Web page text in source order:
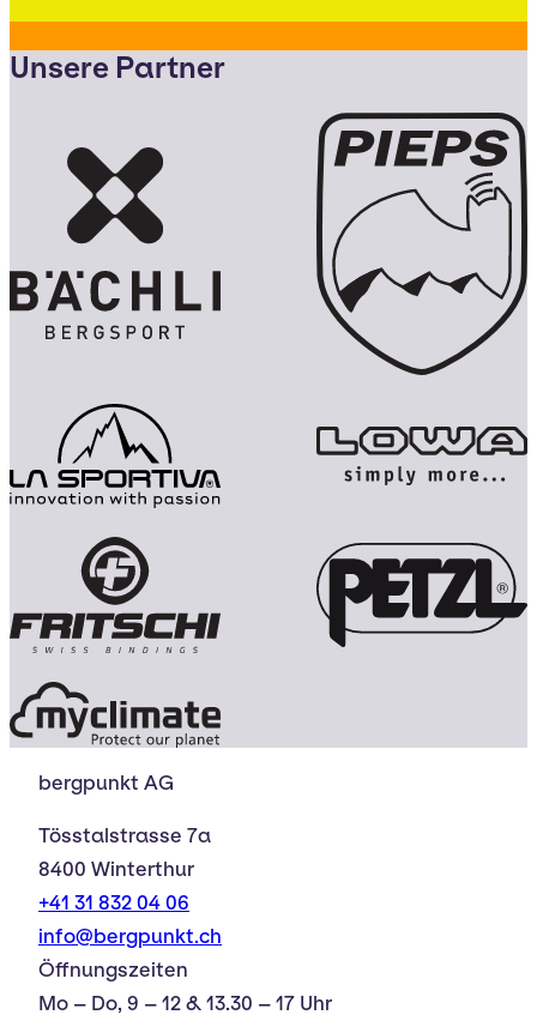
Unsere Partner
bergpunkt AG
Tösstalstrasse 7a
8400 Winterthur
+41 31 832 04 06
info@bergpunkt.ch
Öffnungszeiten
Mo – Do, 9 – 12 & 13.30 – 17 Uhr